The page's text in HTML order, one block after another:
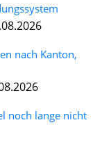
nach Kanton,
noch lange nicht